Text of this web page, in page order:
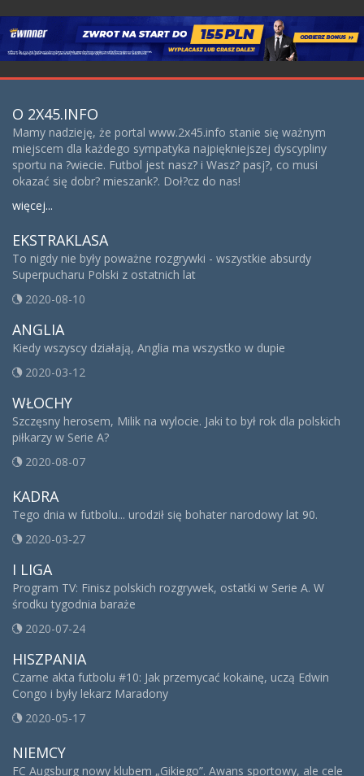
O 2X45.INFO
Mamy nadzieję, że portal www.2x45.info stanie się ważnym
miejscem dla każdego sympatyka najpiękniejszej dyscypliny
sportu na ?wiecie. Futbol jest nasz? i Wasz? pasj?, co musi
okazać się dobr? mieszank?. Doł?cz do nas!
więcej...
EKSTRAKLASA
To nigdy nie były poważne rozgrywki - wszystkie absurdy
Superpucharu Polski z ostatnich lat
2020-08-10
ANGLIA
Kiedy wszyscy działają, Anglia ma wszystko w dupie
2020-03-12
WŁOCHY
Szczęsny herosem, Milik na wylocie. Jaki to był rok dla polskich
piłkarzy w Serie A?
2020-08-07
KADRA
Tego dnia w futbolu... urodził się bohater narodowy lat 90.
2020-03-27
I LIGA
Program TV: Finisz polskich rozgrywek, ostatki w Serie A. W
środku tygodnia baraże
2020-07-24
HISZPANIA
Czarne akta futbolu #10: Jak przemycać kokainę, uczą Edwin
Congo i były lekarz Maradony
2020-05-17
NIEMCY
FC Augsburg nowy klubem „Gikiego”. Awans sportowy, ale cele